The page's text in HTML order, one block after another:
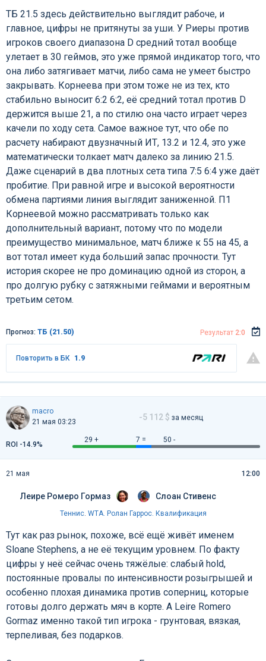
ТБ 21.5 здесь действительно выглядит рабоче, и
главное, цифры не притянуты за уши. У Риеры против
игроков своего диапазона D средний тотал вообще
улетает в 30 геймов, это уже прямой индикатор того, что
она либо затягивает матчи, либо сама не умеет быстро
закрывать. Корнеева при этом тоже не из тех, кто
стабильно выносит 6:2 6:2, её средний тотал против D
держится выше 21, а по стилю она часто играет через
качели по ходу сета. Самое важное тут, что обе по
расчету набирают двузначный ИТ, 13.2 и 12.4, это уже
математически толкает матч далеко за линию 21.5.
Даже сценарий в два плотных сета типа 7:5 6:4 уже даёт
пробитие. При равной игре и высокой вероятности
обмена партиями линия выглядит заниженной. П1
Корнеевой можно рассматривать только как
дополнительный вариант, потому что по модели
преимущество минимальное, матч ближе к 55 на 45, а
вот тотал имеет куда больший запас прочности. Тут
история скорее не про доминацию одной из сторон, а
про долгую рубку с затяжными геймами и вероятным
третьим сетом.
Прогноз: ТБ (21.50) Результат 2:0
Повторить в БК 1.9
macro
21 мая 03:23
-5 112 $ за месяц
29 + 7 = 50 -
ROI -14.9%
Леире Ромеро Гормаз
21 мая 12:00
Слоан Стивенс
Теннис. WTA. Ролан Гаррос. Квалификация
Тут как раз рынок, похоже, всё ещё живёт именем
Sloane Stephens, а не её текущим уровнем. По факту
цифры у неё сейчас очень тяжёлые: слабый hold,
постоянные провалы по интенсивности розыгрышей и
особенно плохая динамика против соперниц, которые
готовы долго держать мяч в корте. А Leire Romero
Gormaz именно такой тип игрока - грунтовая, вязкая,
терпеливая, без подарков.